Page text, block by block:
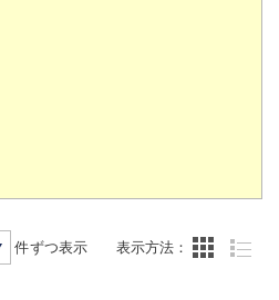
件ずつ表示 表示方法：